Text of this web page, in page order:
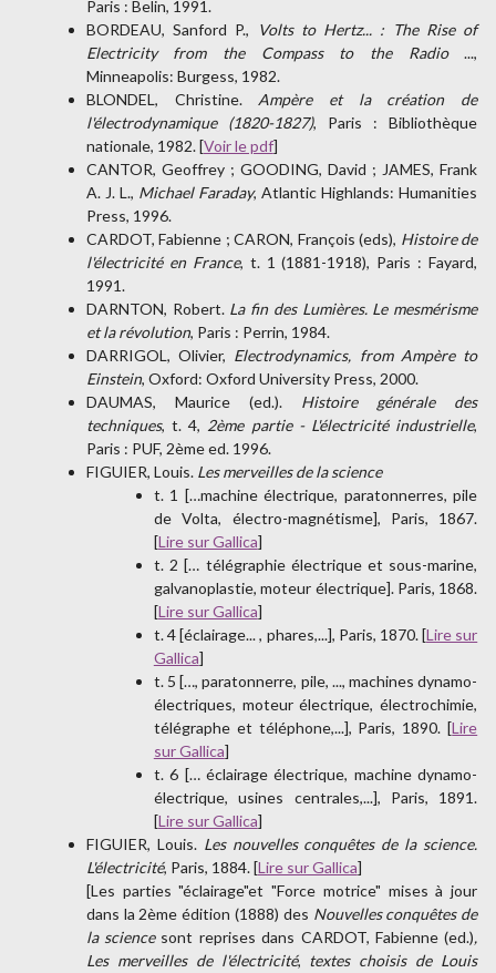
Paris : Belin, 1991.
BORDEAU, Sanford P.,
Volts to Hertz... : The Rise of
Electricity from the Compass to the Radio...,
Minneapolis: Burgess, 1982.
BLONDEL, Christine. Ampère et la création de
l'électrodynamique (1820-1827), Paris : Bibliothèque
nationale, 1982. [Voir le pdf]
CANTOR, Geoffrey ; GOODING, David ; JAMES, Frank
A. J. L., Michael Faraday, Atlantic Highlands: Humanities
Press, 1996.
CARDOT, Fabienne ; CARON, François (eds), Histoire de
l'électricité en France, t. 1 (1881-1918), Paris : Fayard,
1991.
DARNTON, Robert. La fin des Lumières. Le mesmérisme
et la révolution, Paris : Perrin, 1984.
DARRIGOL, Olivier, Electrodynamics, from Ampère to
Einstein, Oxford: Oxford University Press, 2000.
DAUMAS, Maurice (ed.). Histoire générale des
techniques, t. 4, 2ème partie - L'électricité industrielle,
Paris : PUF, 2ème ed. 1996.
FIGUIER, Louis. Les merveilles de la science
t. 1 […machine électrique, paratonnerres, pile
de Volta, électro-magnétisme], Paris, 1867.
[Lire sur Gallica]
t. 2 [… télégraphie électrique et sous-marine,
galvanoplastie, moteur électrique]. Paris, 1868.
[Lire sur Gallica]
t. 4 [éclairage... , phares,...], Paris, 1870. [Lire sur
Gallica]
t. 5 […, paratonnerre, pile, ..., machines dynamo-
électriques, moteur électrique, électrochimie,
télégraphe et téléphone,...], Paris, 1890. [Lire
sur Gallica]
t. 6 [… éclairage électrique, machine dynamo-
électrique, usines centrales,...], Paris, 1891.
[Lire sur Gallica]
FIGUIER, Louis. Les nouvelles conquêtes de la science.
L'électricité, Paris, 1884. [Lire sur Gallica]
[Les parties "éclairage"et "Force motrice" mises à jour
dans la 2ème édition (1888) des Nouvelles conquêtes de
la science sont reprises dans CARDOT, Fabienne (ed.),
Les merveilles de l'électricité, textes choisis de Louis